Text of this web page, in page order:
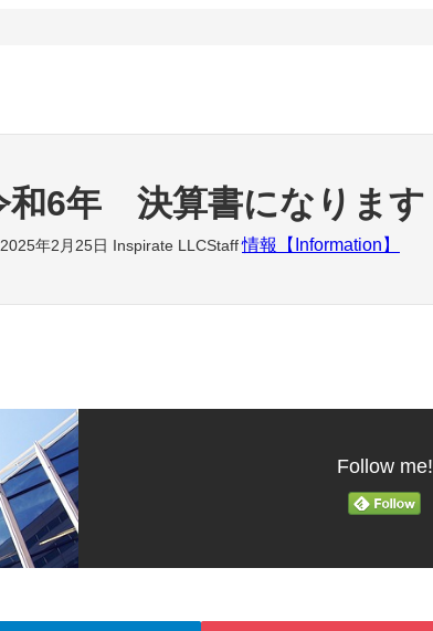
和6年 決算書になります
2025年2月25日 Inspirate LLCStaff 情報【Information】
Follow me!